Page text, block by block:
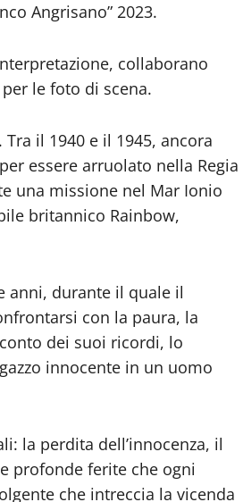
Angrisano” 2023.
collaborano
le foto di scena.
il 1940 e il 1945, ancora
essere arruolato nella Regia
una missione nel Mar Ionio
britannico Rainbow,
anni, durante il quale il
con la paura, la
dei suoi ricordi, lo
innocente in un uomo
la perdita dell’innocenza, il
profonde ferite che ogni
che intreccia la vicenda